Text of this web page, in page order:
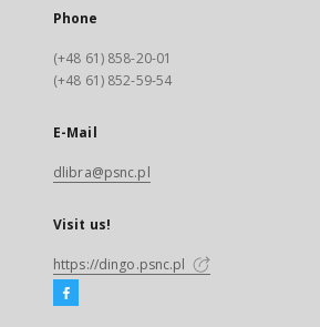
Phone
(+48 61) 858-20-01
(+48 61) 852-59-54
E-Mail
dlibra@psnc.pl
Visit us!
https://dingo.psnc.pl